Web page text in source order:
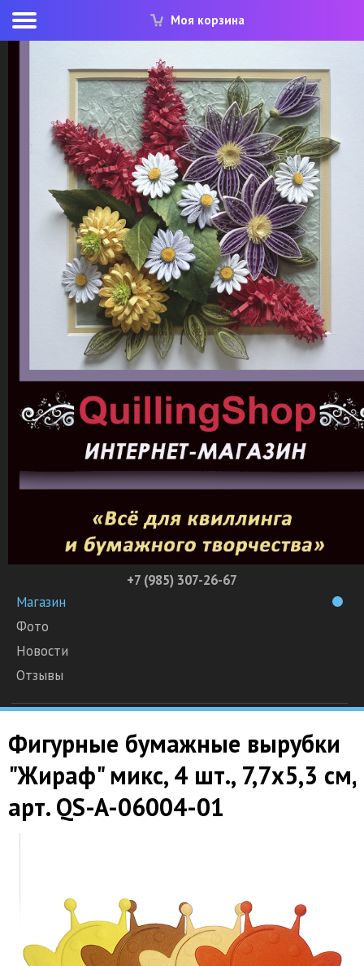
Моя корзина
+7 (985) 307-26-67
Магазин
Фото
Новости
Отзывы
Фигурные бумажные вырубки
"Жираф" микс, 4 шт., 7,7х5,3 см,
арт. QS-A-06004-01